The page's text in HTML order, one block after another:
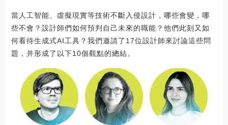
當人工智能、虛擬現實等技術不斷入侵設計，哪些會變，哪
些不會？設計師們如何預判自己未來的職能？他們此刻又如
何看待生成式AI工具？我們邀請了17位設計師來討論這些問
題，并形成了以下10個觀點的總結。